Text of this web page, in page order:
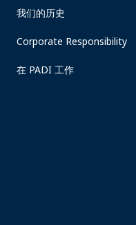
我们的历史
Corporate Responsibility
在 PADI 工作